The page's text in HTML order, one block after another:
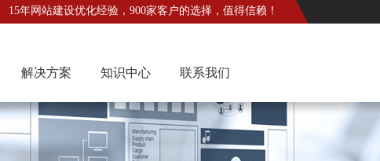
15年网站建设优化经验，900家客户的选择，值得信赖！
解决方案 知识中心 联系我们